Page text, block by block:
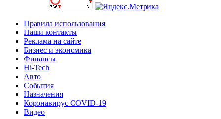
Правила использования
Наши контакты
Реклама на сайте
Бизнес и экономика
Финансы
Hi-Tech
Авто
События
Назначения
Коронавирус COVID-19
Видео